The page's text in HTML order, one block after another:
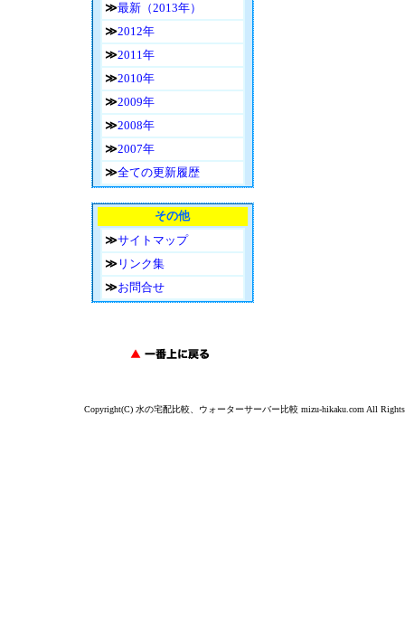
≫最新（2013年）
≫2012年
≫2011年
≫2010年
≫2009年
≫2008年
≫2007年
≫全ての更新履歴
その他
≫サイトマップ
≫リンク集
≫お問合せ
Copyright(C) 水の宅配比較、ウォーターサーバー比較 mizu-hikaku.com All Rights